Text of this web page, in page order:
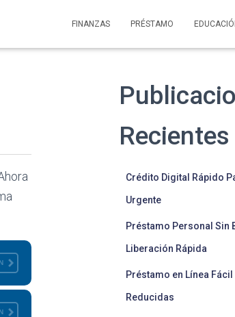
FINANZAS PRÉSTAMO
Recientes
Crédito Digital Rápido
Urgente
Préstamo Personal Sin
Liberación Rápida
Préstamo en Línea Fácil
Reducidas